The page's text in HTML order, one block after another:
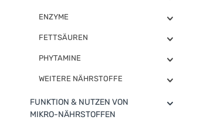
ENZYME
FETTSÄUREN
PHYTAMINE
WEITERE NÄHRSTOFFE
FUNKTION & NUTZEN VON
MIKRO-NÄHRSTOFFEN